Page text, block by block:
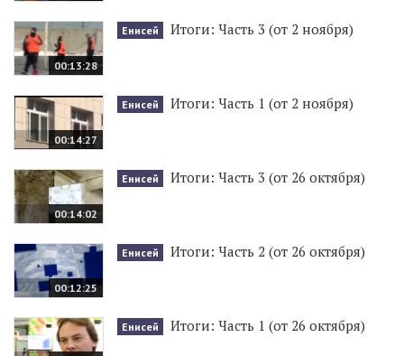
00:13:28
Енисей Итоги: Часть 3 (от 2 ноября)
00:14:27
Енисей Итоги: Часть 1 (от 2 ноября)
00:14:02
Енисей Итоги: Часть 3 (от 26 октября)
00:12:25
Енисей Итоги: Часть 2 (от 26 октября)
Енисей Итоги: Часть 1 (от 26 октября)